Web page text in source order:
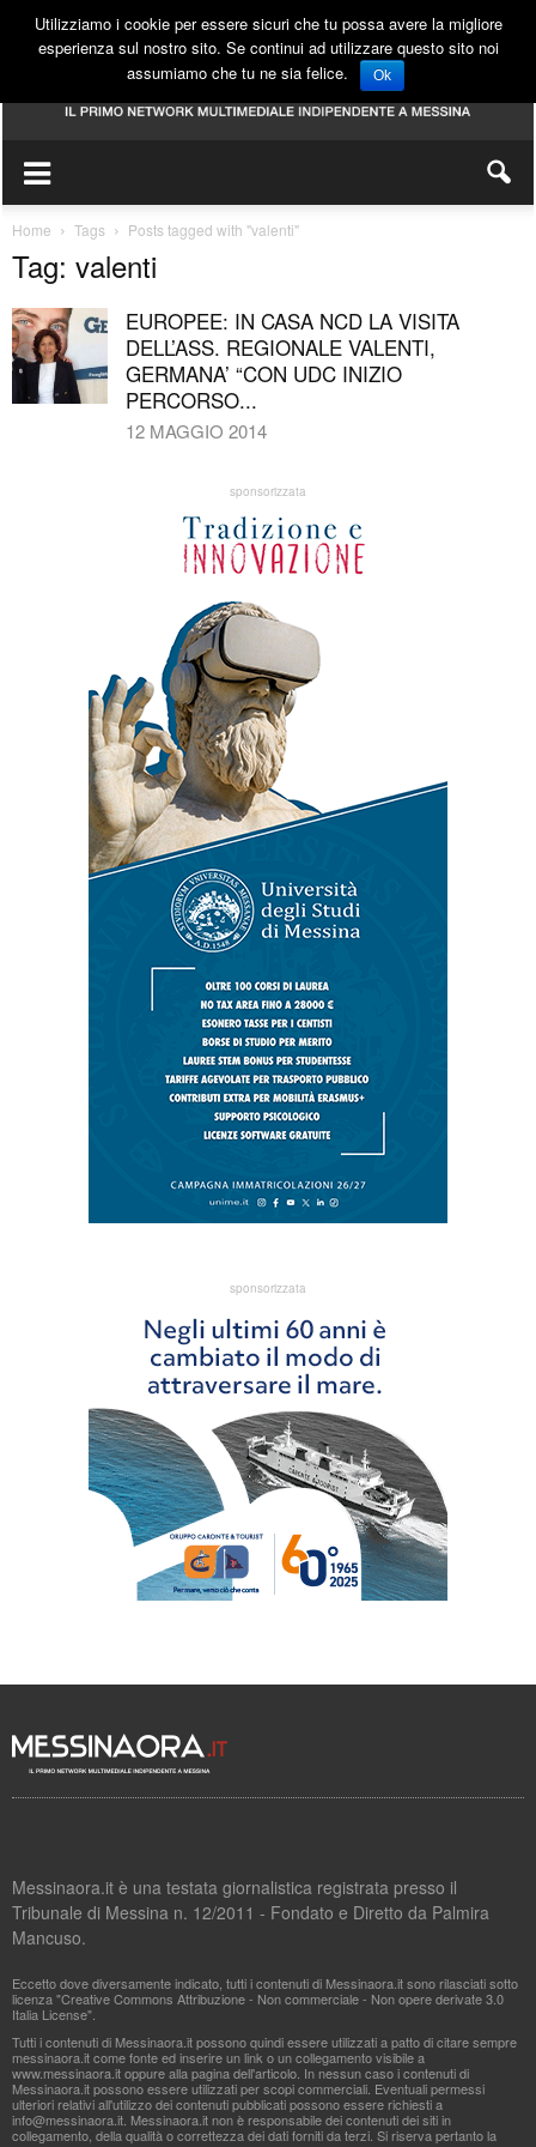
Home Tags Posts tagged with "valenti"
Tag: valenti
EUROPEE: IN CASA NCD LA VISITA
DELL’ASS. REGIONALE VALENTI,
GERMANA’ “CON UDC INIZIO
PERCORSO...
12 MAGGIO 2014
sponsorizzata
sponsorizzata
Messinaora.it è una testata giornalistica registrata presso il
Tribunale di Messina n. 12/2011 - Fondato e Diretto da Palmira
Mancuso.
Eccetto dove diversamente indicato, tutti i contenuti di Messinaora.it sono rilasciati sotto
licenza "Creative Commons Attribuzione - Non commerciale - Non opere derivate 3.0
Italia License".
Tutti i contenuti di Messinaora.it possono quindi essere utilizzati a patto di citare sempre
messinaora.it come fonte ed inserire un link o un collegamento visibile a
www.messinaora.it oppure alla pagina dell'articolo. In nessun caso i contenuti di
Messinaora.it possono essere utilizzati per scopi commerciali. Eventuali permessi
ulteriori relativi all'utilizzo dei contenuti pubblicati possono essere richiesti a
info@messinaora.it . Messinaora.it non è responsabile dei contenuti dei siti in
collegamento, della qualità o correttezza dei dati forniti da terzi. Si riserva pertanto la
Utilizziamo i cookie per essere sicuri che tu possa avere la migliore
esperienza sul nostro sito. Se continui ad utilizzare questo sito noi
assumiamo che tu ne sia felice.
Ok